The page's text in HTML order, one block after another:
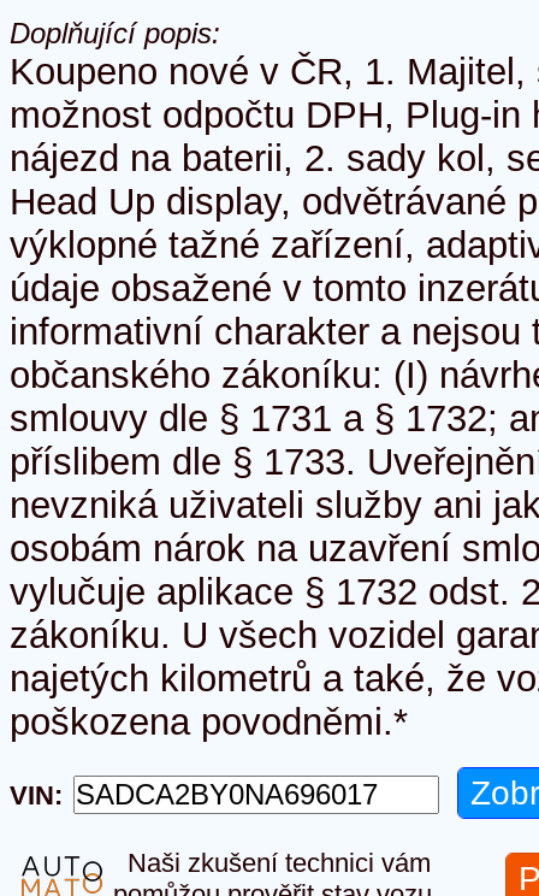
Doplňující popis:
Koupeno nové v ČR, 1.
možnost odpočtu DPH, Plug-in
nájezd na baterii, 2. sady kol,
Head Up display, odvětrávané
výklopné tažné zařízení,
údaje obsažené v tomto
informativní charakter a nejsou
občanského zákoníku: (I)
smlouvy dle § 1731 a § 1732;
příslibem dle § 1733.
nevzniká uživateli služby ani
osobám nárok na uzavření
vylučuje aplikace § 1732 odst.
zákoníku. U všech vozidel
najetých kilometrů a také, že
poškozena povodněmi.*
VIN:
Naši zkušení technici vám